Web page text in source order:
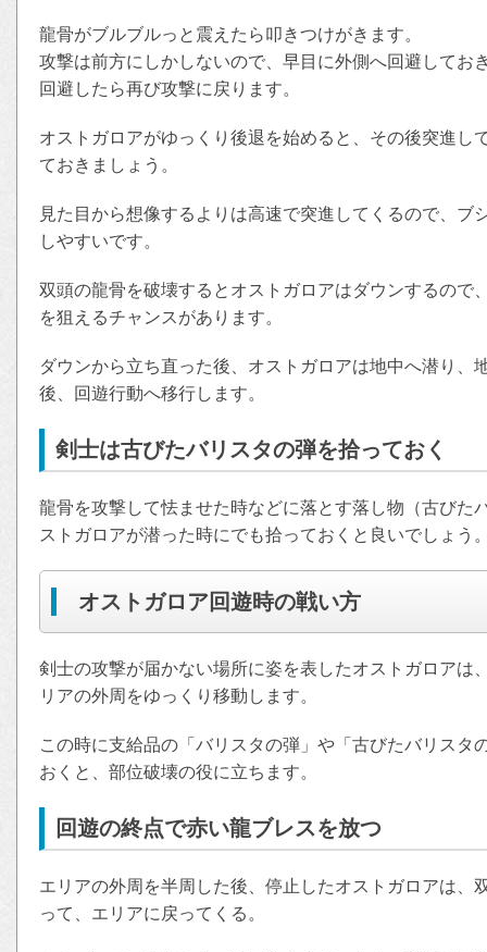
龍骨がブルブルっと震えたら叩きつけがきます。
攻撃は前方にしかしないので、早目に外側へ回避してお
回避したら再び攻撃に戻ります。
オストガロアがゆっくり後退を始めると、その後突進し
ておきましょう。
見た目から想像するよりは高速で突進してくるので、ブ
しやすいです。
双頭の龍骨を破壊するとオストガロアはダウンするので
を狙えるチャンスがあります。
ダウンから立ち直った後、オストガロアは地中へ潜り、
後、回遊行動へ移行します。
剣士は古びたバリスタの弾を拾っておく
龍骨を攻撃して怯ませた時などに落とす落し物（古びた
ストガロアが潜った時にでも拾っておくと良いでしょう
オストガロア回遊時の戦い方
剣士の攻撃が届かない場所に姿を表したオストガロアは
リアの外周をゆっくり移動します。
この時に支給品の「バリスタの弾」や「古びたバリスタ
おくと、部位破壊の役に立ちます。
回遊の終点で赤い龍ブレスを放つ
エリアの外周を半周した後、停止したオストガロアは、
って、エリアに戻ってくる。